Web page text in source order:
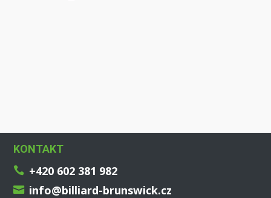
KONTAKT
 +420 602 381 982
 info@billiard-brunswick.cz